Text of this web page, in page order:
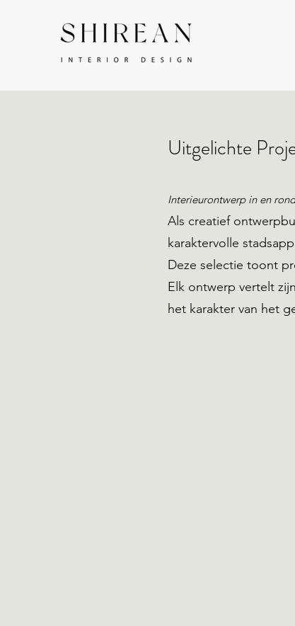
Uitgelichte
Interieurontwerp in en
Als creatief
karaktervolle
Deze selectie toont
Elk ontwerp vertelt
het karakter van het